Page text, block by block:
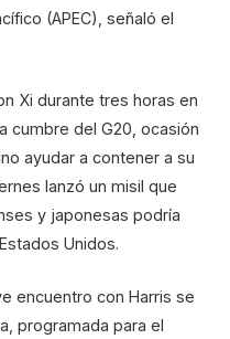
(APEC), señaló el
Xi durante tres horas en
cumbre del G20, ocasión
ayudar a contener a su
lanzó un misil que
y japonesas podría
Unidos.
encuentro con Harris se
programada para el